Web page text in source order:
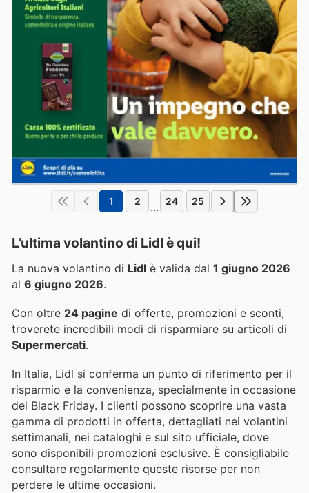
1 2 ... 24 25
L’ultima volantino di Lidl è qui!
La nuova volantino di Lidl è valida dal 1 giugno 2026
al 6 giugno 2026.
Con oltre 24 pagine di offerte, promozioni e sconti,
troverete incredibili modi di risparmiare su articoli di
Supermercati.
In Italia, Lidl si conferma un punto di riferimento per il
risparmio e la convenienza, specialmente in occasione
del Black Friday. I clienti possono scoprire una vasta
gamma di prodotti in offerta, dettagliati nei volantini
settimanali, nei cataloghi e sul sito ufficiale, dove
sono disponibili promozioni esclusive. È consigliabile
consultare regolarmente queste risorse per non
perdere le ultime occasioni.